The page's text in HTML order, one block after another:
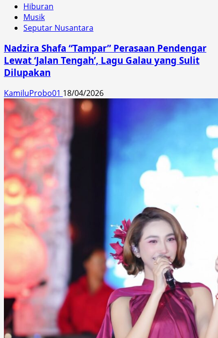
Hiburan
Musik
Seputar Nusantara
Nadzira Shafa “Tampar” Perasaan Pendengar
Lewat ‘Jalan Tengah’, Lagu Galau yang Sulit
Dilupakan
KamiluProbo01 18/04/2026